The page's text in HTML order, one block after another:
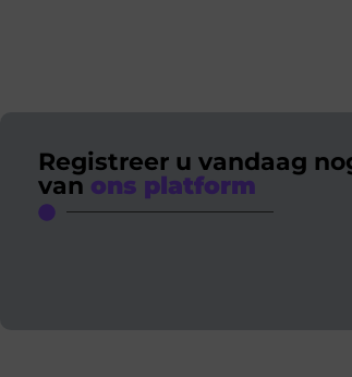
Registreer u vandaag
van ons platform